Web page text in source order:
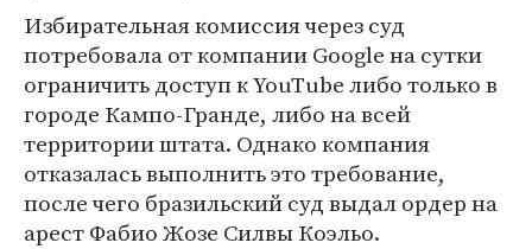
Избирательная комиссия через суд
потребовала от компании Google на сутки
ограничить доступ к YouTube либо только в
городе Кампо-Гранде, либо на всей
территории штата. Однако компания
отказалась выполнить это требование,
после чего бразильский суд выдал ордер на
арест Фабио Жозе Силвы Коэльо.